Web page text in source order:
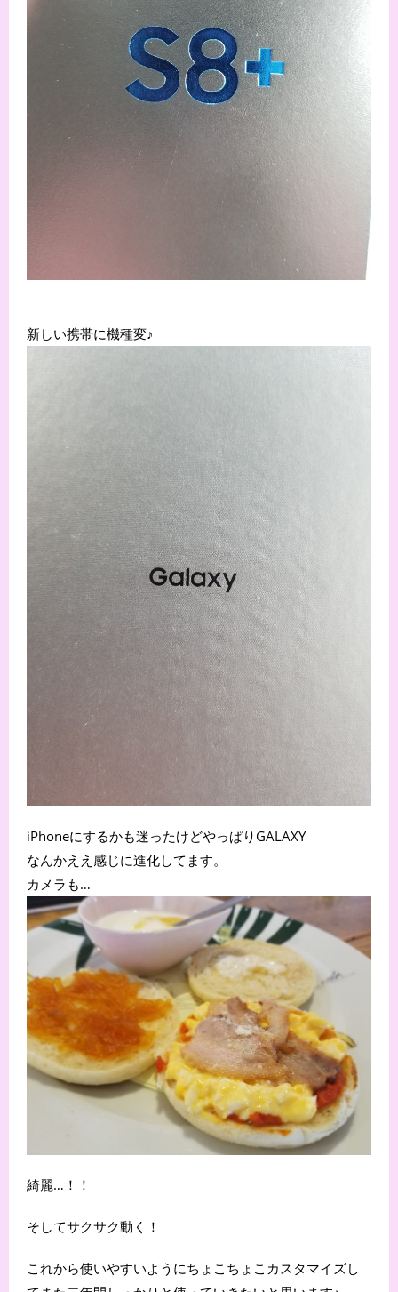
新しい携帯に機種変♪
iPhoneにするかも迷ったけどやっぱりGALAXY
なんかええ感じに進化してます。
カメラも…
綺麗…！！
そしてサクサク動く！
これから使いやすいようにちょこちょこカスタマイズし